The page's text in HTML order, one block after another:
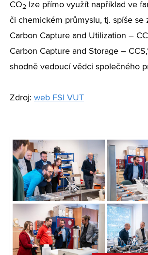
CO2
lze přímo využít například ve
či chemickém průmyslu, tj. spíše se
Carbon Capture and Utilization –
Carbon Capture and Storage –
shodně vedoucí vědci společného
Zdroj: web FSI VUT